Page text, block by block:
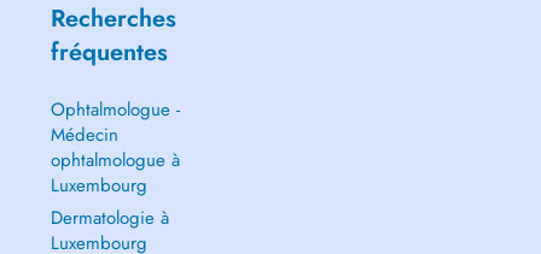
Recherches
fréquentes
Ophtalmologue -
Médecin
ophtalmologue à
Luxembourg
Dermatologie à
Luxembourg